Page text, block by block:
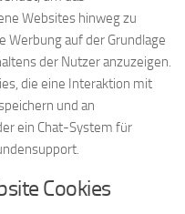
Websites hinweg zu
Werbung auf der Grundlage
der Nutzer anzuzeigen.
die eine Interaktion mit
und an
ein Chat-System für
Cookies